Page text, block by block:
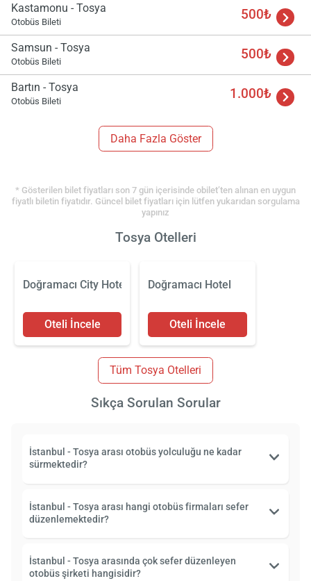
Kastamonu - Tosya
Otobüs Bileti 500₺
Samsun - Tosya
Otobüs Bileti 500₺
Bartın - Tosya
Otobüs Bileti 1.000₺
Daha Fazla Göster
* Gösterilen bilet fiyatları son 7 gün içerisinde obilet’ten alınan en uygun
fiyatlı biletin fiyatıdır. Güncel bilet fiyatları için lütfen yukarıdan sorgulama
yapınız
Tosya Otelleri
Doğramacı City Hotel
Oteli İncele
Doğramacı Hotel
Oteli İncele
Tüm Tosya Otelleri
Sıkça Sorulan Sorular
İstanbul - Tosya arası otobüs yolculuğu ne kadar
sürmektedir?
İstanbul - Tosya arası hangi otobüs firmaları sefer
düzenlemektedir?
İstanbul - Tosya arasında çok sefer düzenleyen
otobüs şirketi hangisidir?